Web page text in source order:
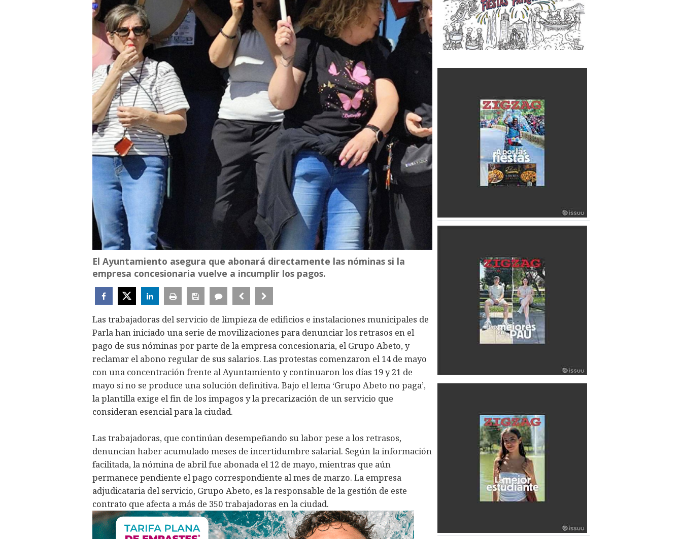
El Ayuntamiento asegura que abonará directamente las nóminas si la
empresa concesionaria vuelve a incumplir los pagos.
Las trabajadoras del servicio de limpieza de edificios e instalaciones municipales de
Parla han iniciado una serie de movilizaciones para denunciar los retrasos en el
pago de sus nóminas por parte de la empresa concesionaria, el Grupo Abeto, y
reclamar el abono regular de sus salarios. Las protestas comenzaron el 14 de mayo
con una concentración frente al Ayuntamiento y continuaron los días 19 y 21 de
mayo si no se produce una solución definitiva. Bajo el lema ‘Grupo Abeto no paga’,
la plantilla exige el fin de los impagos y la precarización de un servicio que
consideran esencial para la ciudad.
Las trabajadoras, que continúan desempeñando su labor pese a los retrasos,
denuncian haber acumulado meses de incertidumbre salarial. Según la información
facilitada, la nómina de abril fue abonada el 12 de mayo, mientras que aún
permanece pendiente el pago correspondiente al mes de marzo. La empresa
adjudicataria del servicio, Grupo Abeto, es la responsable de la gestión de este
contrato que afecta a más de 350 trabajadoras en la ciudad.